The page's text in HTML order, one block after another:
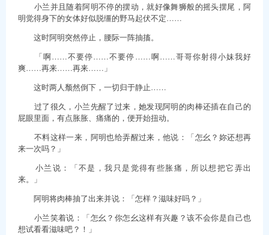
小兰并且随着阿明不停的摆动，就好像舞狮般的摇头摆尾，阿
明觉得身下的女体好似脱缰的野马起伏不定……
这时阿明突然停止，腰际一阵抽搐。
「啊……不要停……不要停……啊……哥哥你射得小妹我好
爽……再来……再来……」
这时两人颓然倒下，一切归于静止……
过了很久，小兰先醒了过来，她发现阿明的肉棒还插在自己的
屁眼里面，有点胀胀、痛痛的，便开始扭动。
不料这样一来，阿明也给弄醒过来，他说：「怎幺？妳还想再
来一次吗？」
小兰说：「不是，我只是觉得有些胀痛，所以想把它弄出
来。」
阿明将肉棒抽了出来并说：「怎样？滋味好吗？」
小兰笑着说：「怎幺？你怎幺这样有兴趣？该不会你是自己也
想试看看滋味吧？！」